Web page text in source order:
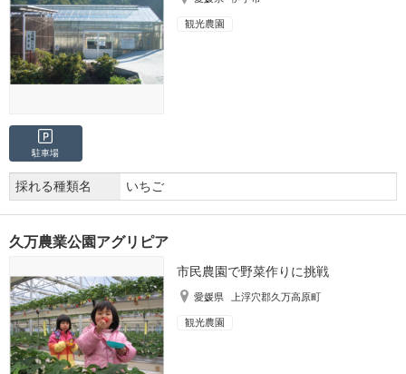
観光農園
駐車場
採れる種類名 いちご
久万農業公園アグリピア
市民農園で野菜作りに挑戦
愛媛県 上浮穴郡久万高原町
観光農園